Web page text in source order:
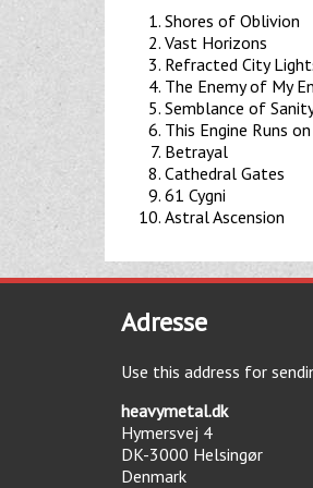
Shores of Oblivion
Vast Horizons
Refracted City
The Enemy of My
Semblance of
This Engine Runs
Betrayal
Cathedral Gates
61 Cygni
Astral Ascension
Adresse
Use this address for
heavymetal.dk
Hymersvej 4
DK-3000 Helsingør
Denmark